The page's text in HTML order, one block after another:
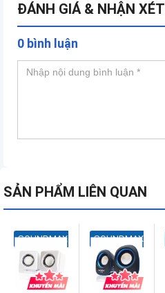
ĐÁNH GIÁ & NHẬN XÉT
0 bình luận
SẢN PHẨM LIÊN QUAN
SOUNDMAX SOUNDMAX